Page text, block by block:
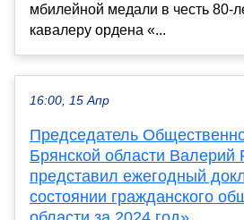
мбилейной медали в честь 80-
кавалеру ордена «...
16:00, 15 Апр
Председатель
Брянской области Валерий
представил ежегодный
состоянии гражданского